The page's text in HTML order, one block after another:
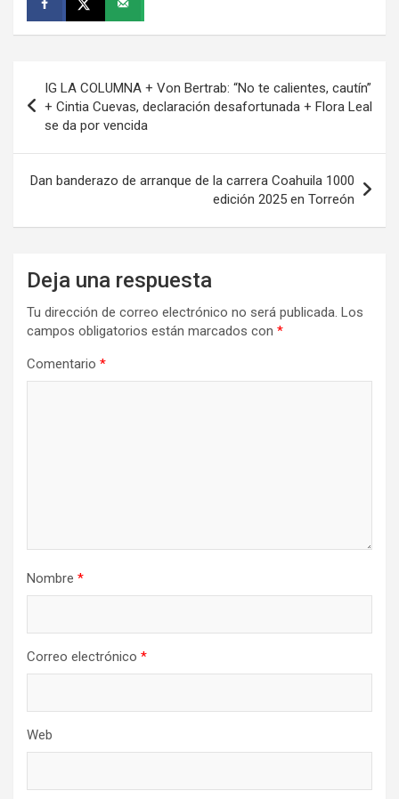
de
entradas
IG LA COLUMNA + Von Bertrab: “No te calientes, cautín”
+ Cintia Cuevas, declaración desafortunada + Flora Leal
se da por vencida
Dan banderazo de arranque de la carrera Coahuila 1000
edición 2025 en Torreón
Deja una respuesta
Tu dirección de correo electrónico no será publicada. Los
campos obligatorios están marcados con *
Comentario *
Nombre *
Correo electrónico *
Web